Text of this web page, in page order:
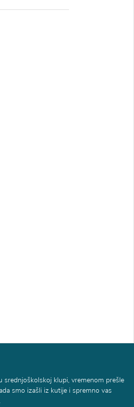
srednjoškolskoj klupi, vremenom prešle
smo izašli iz kutije i spremno vas